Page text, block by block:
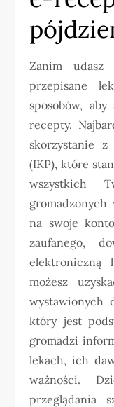
Zanim
przepisane
sposobów,
recepty.
skorzystanie
(IKP), które
wszystkich
gromadzonych
na swoje
zaufanego,
elektroniczną
możesz
wystawionych
który jest
gromadzi
lekach, ich
ważności.
przeglądania